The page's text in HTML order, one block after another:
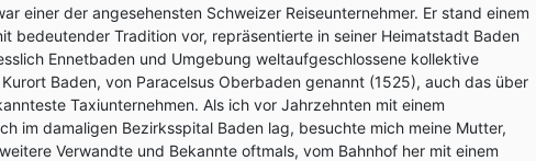
einer der angesehensten Schweizer Reiseunternehmer. Er stand einem
bedeutender Tradition vor, repräsentierte in seiner Heimatstadt Baden
Ennetbaden und Umgebung weltaufgeschlossene kollektive
Baden, von Paracelsus Oberbaden genannt (1525), auch das über
Taxiunternehmen. Als ich vor Jahrzehnten mit einem
im damaligen Bezirksspital Baden lag, besuchte mich meine Mutter,
Verwandte und Bekannte oftmals, vom Bahnhof her mit einem